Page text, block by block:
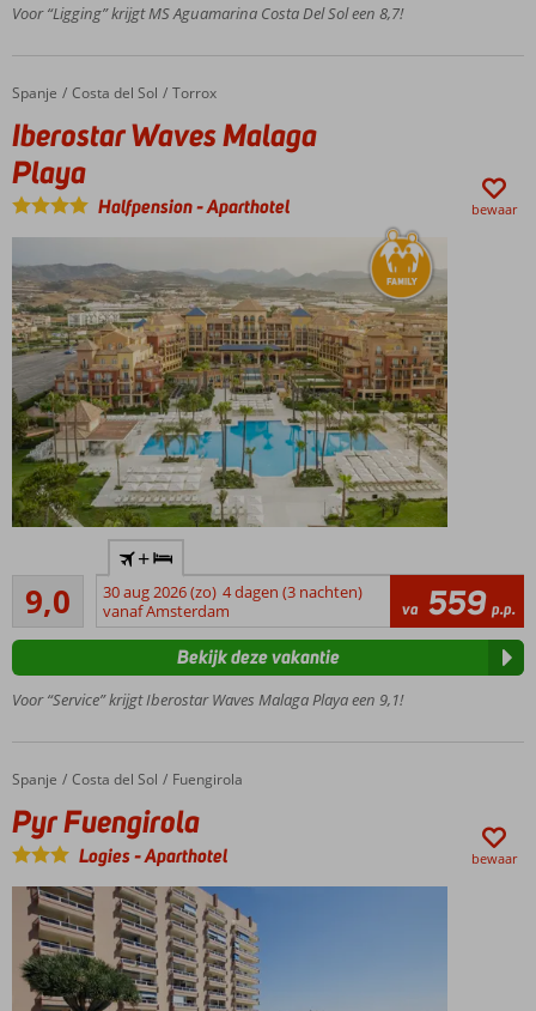
meter
strand
Lopend naar
centrum
Torremolinos
Zwembad
op het dak
Ontbijt of
Halfpension
ook
mogelijk
Voor “Ligging” krijgt MS Aguamarina Costa Del Sol een 8,7!
Home
Spanje Costa del Sol Torrox
Iberostar Waves Malaga Playa
Iberostar Waves Malaga
Playa
Halfpension-Aparthotel bewaar
Vlak bij het
zandstrand
Een
nieuw
Splash
kinderen
Gerenoveerde
Inclusive
ook
mogelijk
9,0
Uitstekend
62
beoordelingen
+
30 aug 2026 (zo) 4 dagen (3 nachten)
vanaf Amsterdam
va 559 p.p.
Voor “Service” krijgt Iberostar Waves Malaga Playa een 9,1!
Bekijk deze vakantie
Home
Spanje Costa del Sol Fuengirola
Pyr Fuengirola
Pyr Fuengirola
Logies-Aparthotel bewaar